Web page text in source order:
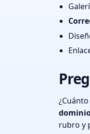
rubro y